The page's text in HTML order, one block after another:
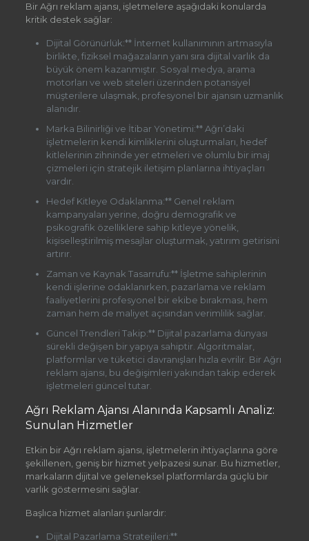
Bir Ağrı reklam ajansı, işletmelere aşağıdaki konularda
kritik destek sağlar:
Dijital Görünürlük:** İnternet kullanımının artmasıyla
birlikte, fiziksel mağazaların yanı sıra dijital varlık da
büyük önem kazanmıştır. Sosyal medya, arama
motorları ve web siteleri üzerinden potansiyel
müşterilere ulaşmak, profesyonel bir ajansın uzmanlık
alanıdır.
Marka Bilinirliği ve İtibar Yönetimi:** Ağrı’daki
işletmelerin kendi kimliklerini oluşturmaları, hedef
kitlelerinin zihninde yer etmeleri ve olumlu bir imaj
çizmeleri için stratejik iletişim planlarına ihtiyaçları
vardır.
Hedef Kitleye Odaklanma:** Genel reklam
kampanyaları yerine, doğru demografik ve
psikografik özelliklere sahip kitleye yönelik,
kişiselleştirilmiş mesajlar oluşturmak, yatırım getirisini
artırır.
Zaman ve Kaynak Tasarrufu:** İşletme sahiplerinin
kendi işlerine odaklanırken, pazarlama ve reklam
faaliyetlerini profesyonel bir ekibe bırakması, hem
zaman hem de maliyet açısından verimlilik sağlar.
Güncel Trendleri Takip:** Dijital pazarlama dünyası
sürekli değişen bir yapıya sahiptir. Algoritmalar,
platformlar ve tüketici davranışları hızla evrilir. Bir Ağrı
reklam ajansı, bu değişimleri yakından takip ederek
işletmeleri güncel tutar.
Ağrı Reklam Ajansı Alanında Kapsamlı Analiz:
Sunulan Hizmetler
Etkin bir Ağrı reklam ajansı, işletmelerin ihtiyaçlarına göre
şekillenen, geniş bir hizmet yelpazesi sunar. Bu hizmetler,
markaların dijital ve geleneksel platformlarda güçlü bir
varlık göstermesini sağlar.
Başlıca hizmet alanları şunlardır:
Dijital Pazarlama Stratejileri:**